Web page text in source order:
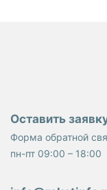
Оставить
Форма обратной
пн-пт 09:00 – 18:00